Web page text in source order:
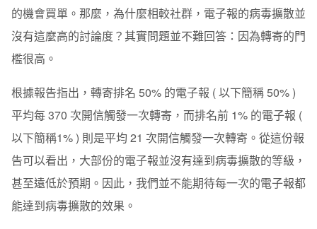
的機會買單。那麼，為什麼相較社群，電子報的病毒擴散並
沒有這麼高的討論度？其實問題並不難回答：因為轉寄的門
檻很高。
根據報告指出，轉寄排名 50% 的電子報 ( 以下簡稱 50% )
平均每 370 次開信觸發一次轉寄，而排名前 1% 的電子報 (
以下簡稱1% ) 則是平均 21 次開信觸發一次轉寄。從這份報
告可以看出，大部份的電子報並沒有達到病毒擴散的等級，
甚至遠低於預期。因此，我們並不能期待每一次的電子報都
能達到病毒擴散的效果。